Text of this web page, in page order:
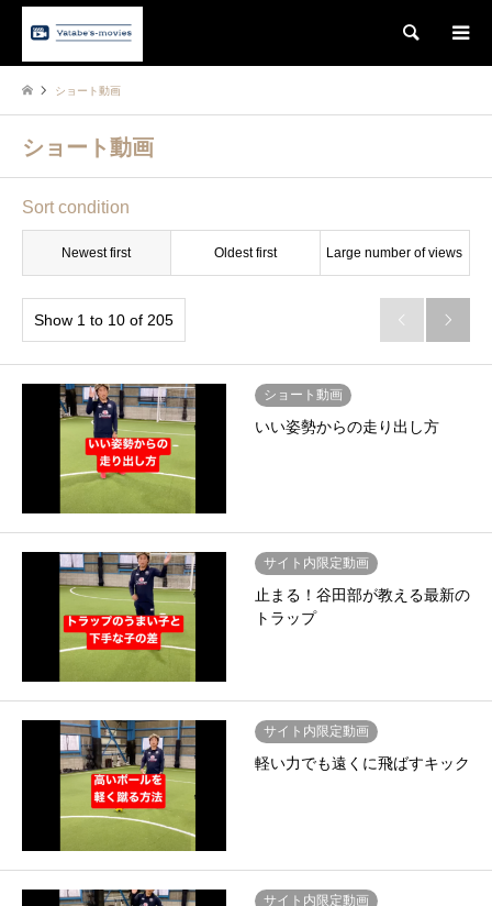
Search
ショート動画
ショート動画
Sort condition
Newest first Oldest first Large number of views
Show 1 to 10 of 205  
ショート動画
いい姿勢からの走り出し方
サイト内限定動画
止まる！谷田部が教える最新の
トラップ
サイト内限定動画
軽い力でも遠くに飛ばすキック
サイト内限定動画